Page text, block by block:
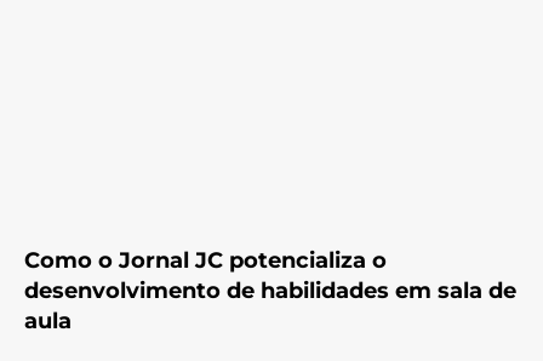
Como o Jornal JC potencializa o
desenvolvimento de habilidades em sala de
aula